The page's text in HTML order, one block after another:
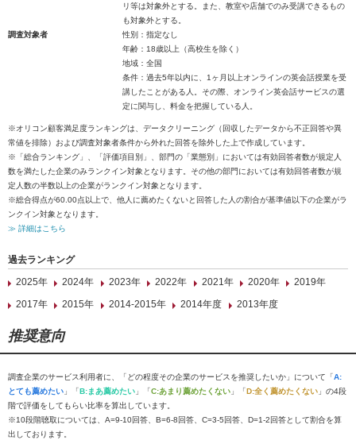
リ等は対象外とする。また、教室や店舗でのみ受講できるもの
も対象外とする。
調査対象者
性別：指定なし
年齢：18歳以上（高校生を除く）
地域：全国
条件：過去5年以内に、1ヶ月以上オンラインの英会話授業を受
講したことがある人。その際、オンライン英会話サービスの選
定に関与し、料金を把握している人。
※オリコン顧客満足度ランキングは、データクリーニング（回収したデータから不正回答や異
常値を排除）および調査対象者条件から外れた回答を除外した上で作成しています。
※「総合ランキング」、「評価項目別」、部門の「業態別」においては有効回答者数が規定人
数を満たした企業のみランクイン対象となります。その他の部門においては有効回答者数が規
定人数の半数以上の企業がランクイン対象となります。
※総合得点が60.00点以上で、他人に薦めたくないと回答した人の割合が基準値以下の企業がラ
ンクイン対象となります。
≫ 詳細はこちら
過去ランキング
2025年
2024年 2023年 2022年 2021年 2020年
2019年
2017年
2015年 2014-2015年 2014年度 2013年度
推奨意向
調査企業のサービス利用者に、「どの程度その企業のサービスを推奨したいか」について「A:
とても薦めたい 」「B:まあ薦めたい 」「C:あまり薦めたくない 」「D:全く薦めたくない 」の4段
階で評価をしてもらい比率を算出しています。
※10段階聴取については、A=9-10回答、B=6-8回答、C=3-5回答、D=1-2回答として割合を算
出しております。